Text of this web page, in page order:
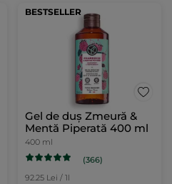
BESTSELLER
Gel de duș Zmeură &
Mentă Piperată 400 ml
400 ml
(366)
92.25 Lei / 1l